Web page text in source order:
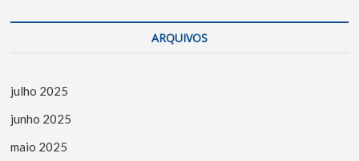
ARQUIVOS
julho 2025
junho 2025
maio 2025